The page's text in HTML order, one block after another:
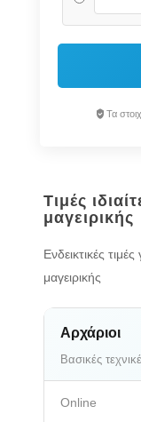
Τα
Τιμές
μαγειρικής
Ενδεικτικές
μαγειρικής
Αρχάριοι
Βασικές